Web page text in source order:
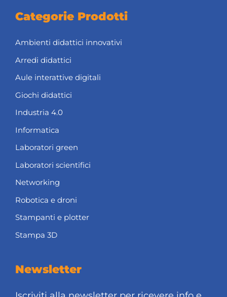
Categorie Prodotti
Ambienti didattici innovativi
Arredi didattici
Aule interattive digitali
Giochi didattici
Industria 4.0
Informatica
Laboratori green
Laboratori scientifici
Networking
Robotica e droni
Stampanti e plotter
Stampa 3D
Newsletter